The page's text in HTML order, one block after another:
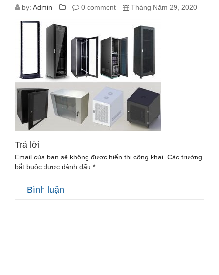
by: Admin 0 comment Tháng Năm 29, 2020
Trả lời
Email của bạn sẽ không được hiển thị công khai. Các trường
bắt buộc được đánh dấu *
Bình luận